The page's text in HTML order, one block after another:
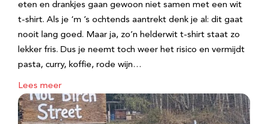
eten en drankjes gaan gewoon niet samen met een wit
t-shirt. Als je ‘m ’s ochtends aantrekt denk je al: dit gaat
nooit lang goed. Maar ja, zo’n helderwit t-shirt staat zo
lekker fris. Dus je neemt toch weer het risico en vermijdt
pasta, curry, koffie, rode wijn…
Lees meer